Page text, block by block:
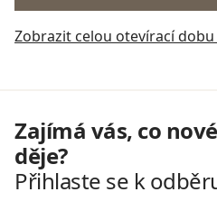
Zobrazit celou otevírací
Zajímá vás, co
děje?
Přihlaste se k